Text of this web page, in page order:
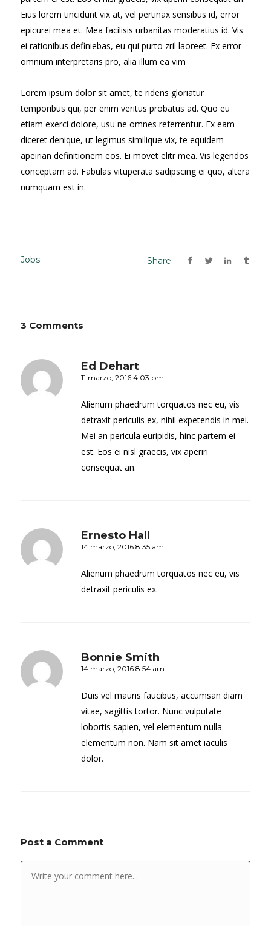
Eius lorem tincidunt vix at, vel pertinax sensibus id, error
epicurei mea et. Mea facilisis urbanitas moderatius id. Vis
ei rationibus definiebas, eu qui purto zril laoreet. Ex error
omnium interpretaris pro, alia illum ea vim
Lorem ipsum dolor sit amet, te ridens gloriatur
temporibus qui, per enim veritus probatus ad. Quo eu
etiam exerci dolore, usu ne omnes referrentur. Ex eam
diceret denique, ut legimus similique vix, te equidem
apeirian definitionem eos. Ei movet elitr mea. Vis legendos
conceptam ad. Fabulas vituperata sadipscing ei quo, altera
numquam est in.
Jobs Share:
3 Comments
Ed Dehart
11 marzo, 2016 4:03 pm
Alienum phaedrum torquatos nec eu, vis
detraxit periculis ex, nihil expetendis in mei.
Mei an pericula euripidis, hinc partem ei
est. Eos ei nisl graecis, vix aperiri
consequat an.
Ernesto Hall
14 marzo, 2016 8:35 am
Alienum phaedrum torquatos nec eu, vis
detraxit periculis ex.
Bonnie Smith
14 marzo, 2016 8:54 am
Duis vel mauris faucibus, accumsan diam
vitae, sagittis tortor. Nunc vulputate
lobortis sapien, vel elementum nulla
elementum non. Nam sit amet iaculis
dolor.
Post a Comment